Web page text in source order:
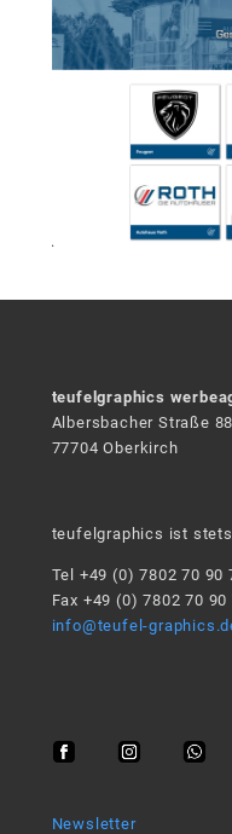
teufelgraphics
Albersbacher Straße 88
77704 Oberkirch
teufelgraphics ist
Tel +49 (0) 7802 70 90
Fax +49 (0) 7802 70 90
info@teufel-
Newsletter